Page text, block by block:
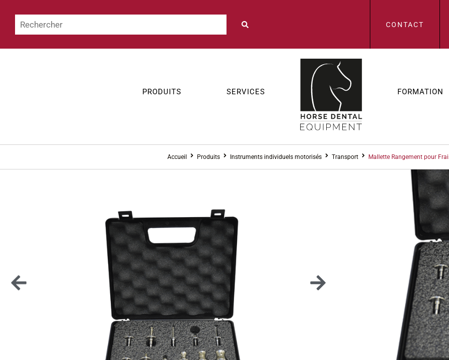
CONTACT
PRODUITS SERVICES FORMATION
Accueil Produits Instruments individuels motorisés Transport Mallette Rangement pour
DÉSTOCKAGE ,